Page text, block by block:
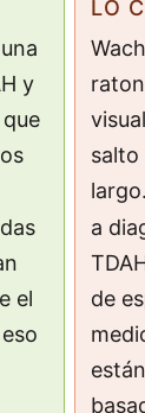
y
el
LO
salto
largo.
a
de